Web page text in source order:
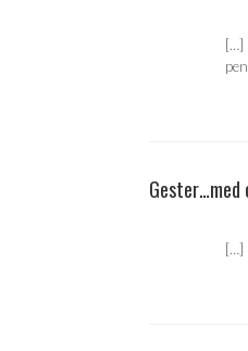
[…]
[…]